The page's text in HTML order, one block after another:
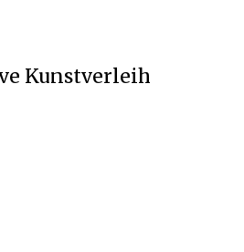
Kunstverleih